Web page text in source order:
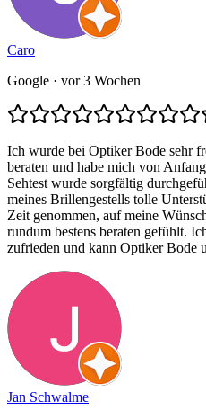
Caro
Google · vor 3 Wochen
Ich wurde bei Optiker Bode sehr
beraten und habe mich von
Sehtest wurde sorgfältig
meines Brillengestells tolle
Zeit genommen, auf meine
rundum bestens beraten gefühlt.
zufrieden und kann Optiker Bode
Jan Schwalme